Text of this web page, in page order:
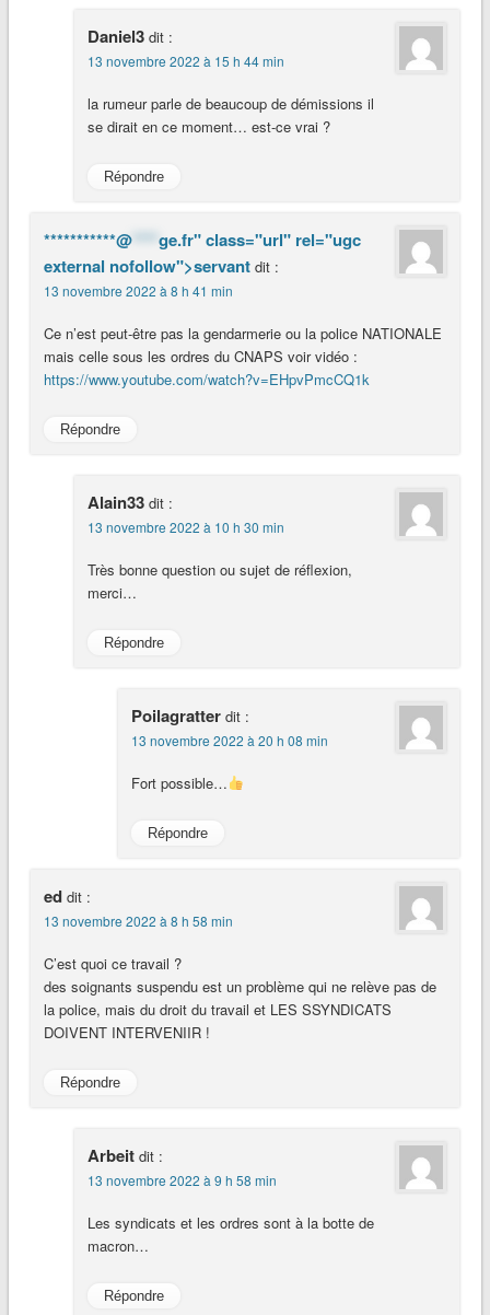
Daniel3 dit :
13 novembre 2022 à 15 h 44 min
la rumeur parle de beaucoup de démissions il
se dirait en ce moment… est-ce vrai ?
Répondre
***********@**** ge.fr" class="url" rel="ugc
external nofollow">servant dit :
13 novembre 2022 à 8 h 41 min
Ce n’est peut-être pas la gendarmerie ou la police NATIONALE
mais celle sous les ordres du CNAPS voir vidéo :
https://www.youtube.com/watch?v=EHpvPmcCQ1k
Répondre
Alain33 dit :
13 novembre 2022 à 10 h 30 min
Très bonne question ou sujet de réflexion,
merci…
Répondre
Poilagratter dit :
13 novembre 2022 à 20 h 08 min
Fort possible…
Répondre
ed dit :
13 novembre 2022 à 8 h 58 min
C’est quoi ce travail ?
des soignants suspendu est un problème qui ne relève pas de
la police, mais du droit du travail et LES SSYNDICATS
DOIVENT INTERVENIIR !
Répondre
Arbeit dit :
13 novembre 2022 à 9 h 58 min
Les syndicats et les ordres sont à la botte de
macron…
Répondre